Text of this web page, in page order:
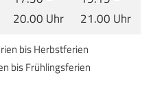
20.00 Uhr
21.00 Uhr
bis Herbstferien
bis Frühlingsferien